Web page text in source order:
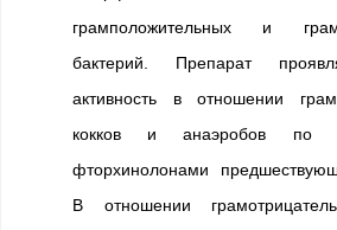
грамположительных и
бактерий. Препарат
активность в отношении
кокков и анаэробов по
фторхинолонами
В отношении